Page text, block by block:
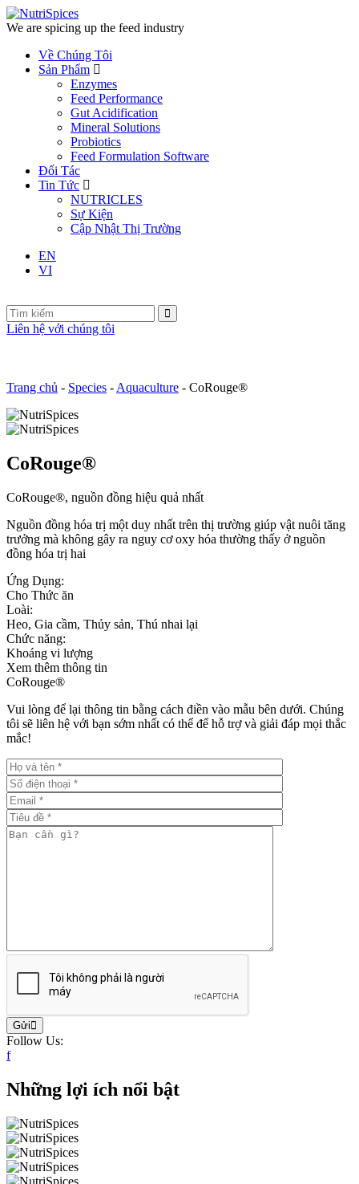
We are spicing up the feed industry
Về Chúng Tôi
Sản Phẩm
Enzymes
Feed Performance
Gut Acidification
Mineral Solutions
Probiotics
Feed Formulation Software
Đối Tác
Tin Tức
NUTRICLES
Sự Kiện
Cập Nhật Thị Trường
EN
VI
Liên hệ với chúng tôi
Trang chủ - Species - Aquaculture - CoRouge®
CoRouge®
CoRouge®, nguồn đồng hiệu quả nhất
Nguồn đồng hóa trị một duy nhất trên thị trường giúp vật nuôi tăng
trưởng mà không gây ra nguy cơ oxy hóa thường thấy ở nguồn
đồng hóa trị hai
Ứng Dụng:
Cho Thức ăn
Loài:
Heo, Gia cầm, Thủy sản, Thú nhai lại
Chức năng:
Khoáng vi lượng
Xem thêm thông tin
CoRouge®
Vui lòng để lại thông tin bằng cách điền vào mẫu bên dưới. Chúng
tôi sẽ liên hệ với bạn sớm nhất có thể để hỗ trợ và giải đáp mọi thắc
mắc!
Gửi
Follow Us:
f
Những lợi ích nổi bật